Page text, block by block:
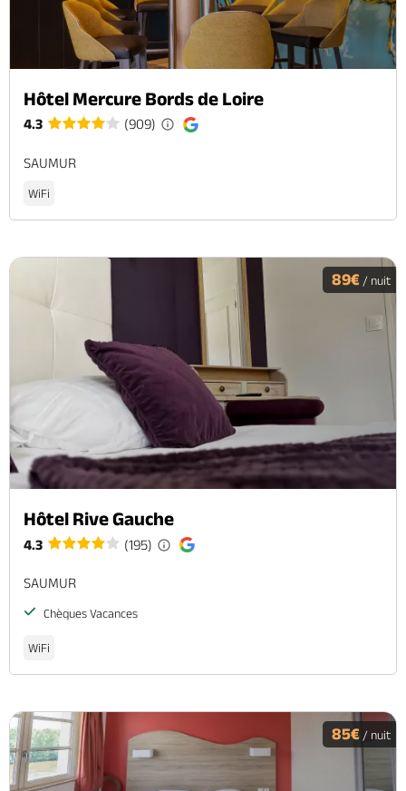
Hôtel Mercure Bords de Loire
4.3 (909)
SAUMUR
WiFi
89€ / nuit
Hôtel Rive Gauche
4.3 (195)
SAUMUR
Chèques Vacances
WiFi
85€ / nuit